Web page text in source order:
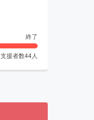
終了
支援者数44人